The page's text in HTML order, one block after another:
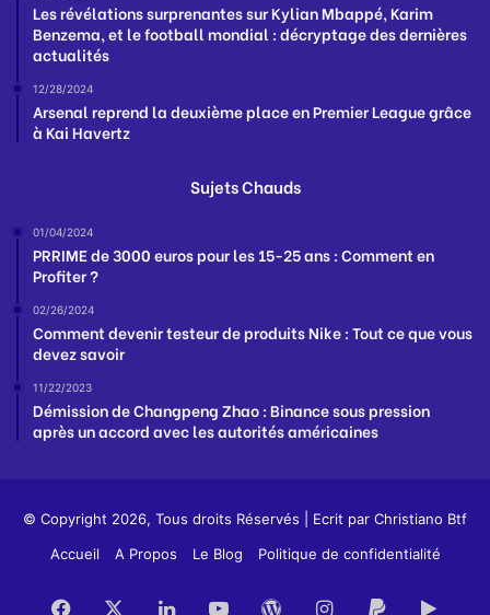
Les révélations surprenantes sur Kylian Mbappé, Karim
Benzema, et le football mondial : décryptage des dernières
actualités
12/28/2024
Arsenal reprend la deuxième place en Premier League grâce
à Kai Havertz
Sujets Chauds
01/04/2024
PRRIME de 3000 euros pour les 15-25 ans : Comment en
Profiter ?
02/26/2024
Comment devenir testeur de produits Nike : Tout ce que vous
devez savoir
11/22/2023
Démission de Changpeng Zhao : Binance sous pression
après un accord avec les autorités américaines
© Copyright 2026, Tous droits Réservés | Ecrit par Christiano Btf
Accueil
A Propos Le Blog Politique de confidentialité
Facebook LinkedinYouTubeWordPress
Instagram
PayPal